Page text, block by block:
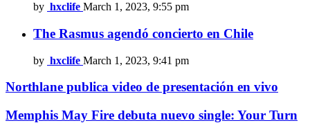
by hxclife March 1, 2023, 9:55 pm
The Rasmus agendó concierto en Chile
by hxclife March 1, 2023, 9:41 pm
Northlane publica video de presentación en vivo
Memphis May Fire debuta nuevo single: Your Turn